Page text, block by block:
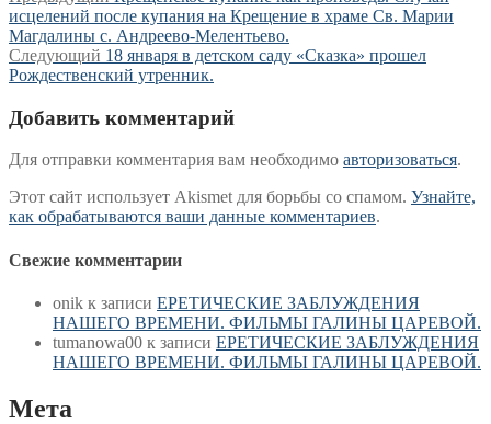
по
записям
запись:
исцелений после купания на Крещение в храме Св. Марии
Магдалины с. Андреево-Мелентьево.
Следующий Следующая
запись:
18 января в детском саду «Сказка» прошел
Рождественский утренник.
Добавить комментарий
Для отправки комментария вам необходимо авторизоваться.
Этот сайт использует Akismet для борьбы со спамом. Узнайте,
как обрабатываются ваши данные комментариев.
Свежие комментарии
onik к записи ЕРЕТИЧЕСКИЕ ЗАБЛУЖДЕНИЯ
НАШЕГО ВРЕМЕНИ. ФИЛЬМЫ ГАЛИНЫ ЦАРЕВОЙ.
tumanowa00 к записи ЕРЕТИЧЕСКИЕ ЗАБЛУЖДЕНИЯ
НАШЕГО ВРЕМЕНИ. ФИЛЬМЫ ГАЛИНЫ ЦАРЕВОЙ.
Мета